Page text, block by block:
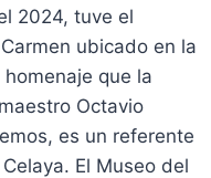
2024, tuve el
ubicado en la
que la
Octavio
es un referente
El Museo del